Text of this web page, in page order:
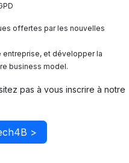
offertes par les nouvelles
entreprise, et développer la
business model.
pas à vous inscrire à notre
>